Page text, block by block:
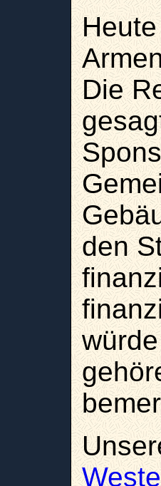
Die
den